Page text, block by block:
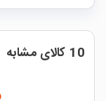
10 کالای مشابه